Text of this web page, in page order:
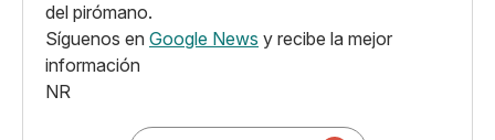
del pirómano.
Síguenos en Google News y recibe la mejor
información
NR